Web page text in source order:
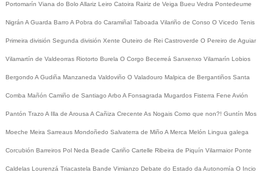
Portomarín Viana do Bolo Allariz Leiro Catoira Rairiz de Veiga Bueu Vedra Pontedeume
Nigrán A Guarda Barro A Pobra do Caramiñal Taboada Vilariño de Conso O Vicedo Tenis
Primeira división Segunda división Xente Outeiro de Rei Castroverde O Pereiro de Aguiar
Vilamartín de Valdeorras Riotorto Burela O Corgo Becerreá Sanxenxo Vilamarín Lobios
Bergondo A Gudiña Manzaneda Valdoviño O Valadouro Malpica de Bergantiños Santa
Comba Mañón Camiño de Santiago Arbo A Fonsagrada Mugardos Fisterra Fene Avión
Pantón Trazo A Illa de Arousa A Cañiza Crecente As Nogais Como que non?! Guntín Mos
Moeche Meira Sarreaus Mondoñedo Salvaterra de Miño A Merca Melón Lingua galega
Corcubión Barreiros Pol Neda Beade Cariño Cartelle Ribeira de Piquín Vilarmaior Ponte
Caldelas Lourenzá Triacastela Bande Vimianzo Debate do Estado da Autonomía O Incio